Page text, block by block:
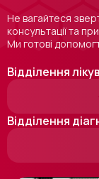
Не вагайтеся
консультації та
Ми готові
Відділення
Відділення